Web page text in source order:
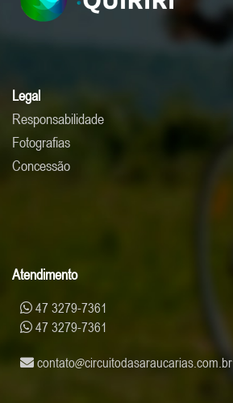
Legal
Responsabilidade
Fotografias
Concessão
Atendimento
47 3279-7361
47 3279-7361
contato circuitodasaraucarias.com.br